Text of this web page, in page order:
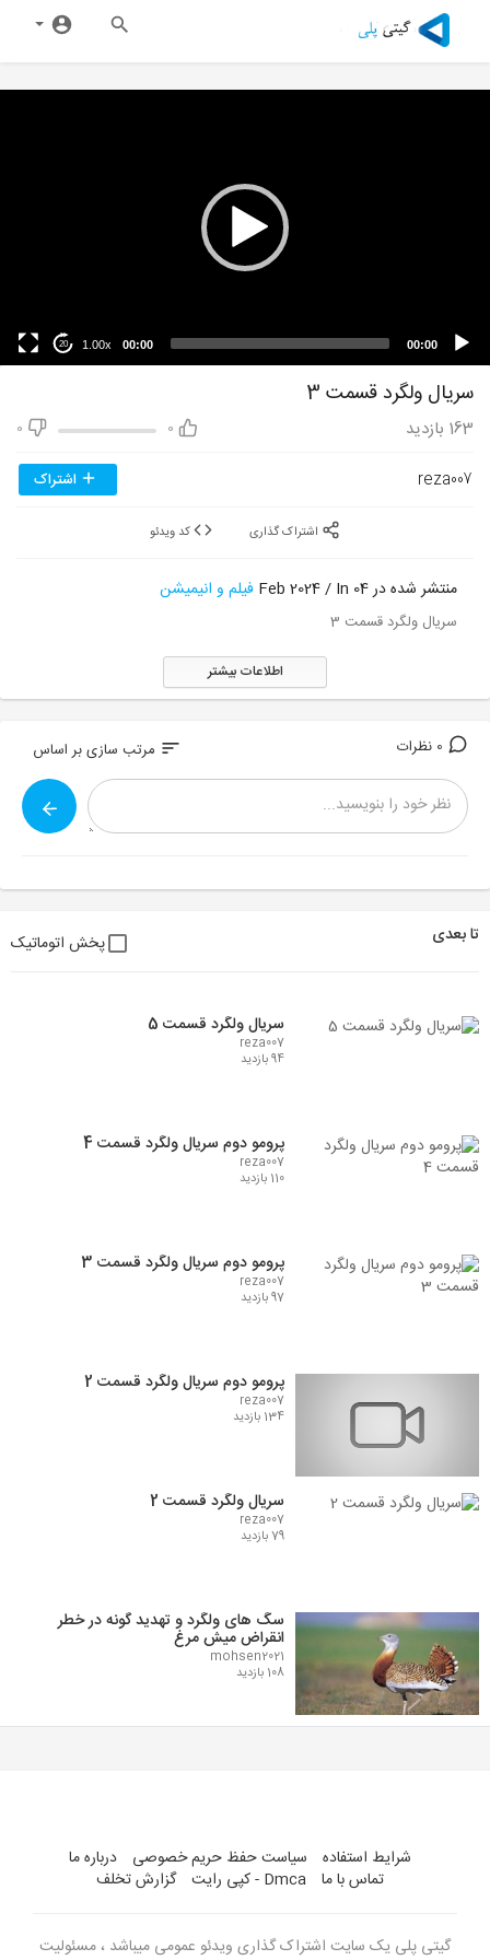
00:00
00:00
1.00x
20
سریال ولگرد قسمت 3
0
0 163 بازدید
reza007 اشتراک
منتشر شده در 04 Feb 2024 / In فیلم و انیمیشن
سریال ولگرد قسمت 3
اطلاعات بیشتر
sort مرتب سازی بر اساس
تا بعدی پخش اتوماتیک
سریال ولگرد قسمت 5
reza007
94 بازدید
پرومو دوم سریال ولگرد قسمت 4
reza007
110 بازدید
پرومو دوم سریال ولگرد قسمت 3
reza007
97 بازدید
پرومو دوم سریال ولگرد قسمت 2
reza007
134 بازدید
سریال ولگرد قسمت 2
reza007
79 بازدید
سگ های ولگرد و تهدید گونه در خطر
انقراض میش مرغ
mohsen2021
108 بازدید
شرایط استفاده سیاست حفظ حریم خصوصی
درباره ما
تماس با ما
Dmca - کپی رایت گزارش تخلف
گیتی پلی یک سایت اشتراک گذاری ویدئو عمومی میباشد ، مسئولیت